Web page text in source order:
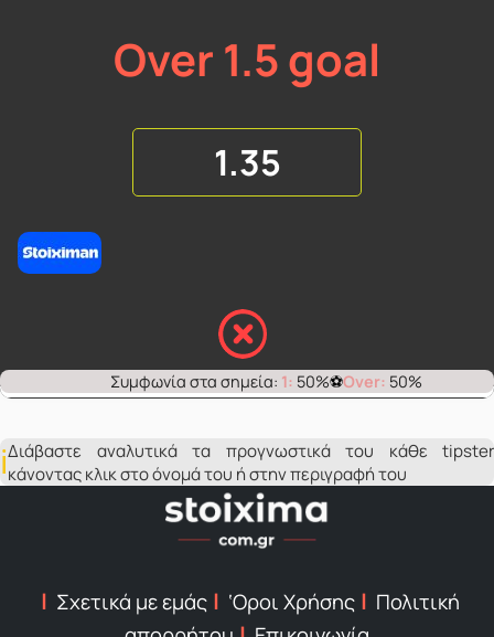
Over 1.5 goal
1.35
1: 50% Over: 50%
Διάβαστε αναλυτικά τα προγνωστικά του κάθε tipster
κάνοντας κλικ στο όνομά του ή στην περιγραφή του
Σχετικά με εμάς ‘Οροι Χρήσης
Πολιτική